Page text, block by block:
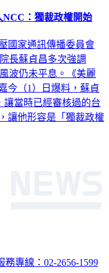
NCC：獨裁政權開始
國家通訊傳播委員會
長蘇貞昌多次強調
波仍未平息。《美麗
今（1）日爆料，蘇貞
讓當時已經審核過的台
讓他形容是「獨裁政權
務專線：02-2656-1599